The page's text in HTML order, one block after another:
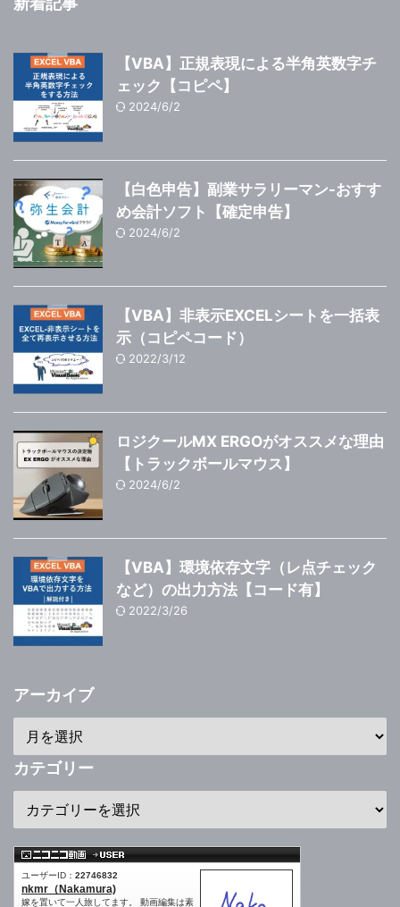
【VBA】正規表現による半角英数字チ
ェック【コピペ】
2024/6/2
【白色申告】副業サラリーマン-おすす
め会計ソフト【確定申告】
2024/6/2
【VBA】非表示EXCELシートを一括表
示（コピペコード）
2022/3/12
ロジクールMX ERGOがオススメな理由
【トラックボールマウス】
2024/6/2
【VBA】環境依存文字（レ点チェック
など）の出力方法【コード有】
2022/3/26
アーカイブ
カテゴリー